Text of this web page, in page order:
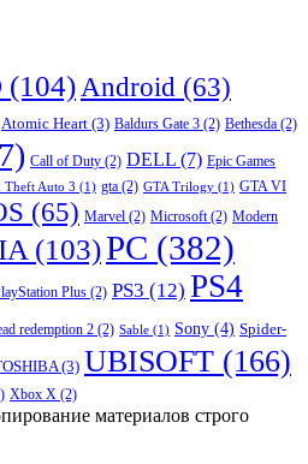
(104)Android (63)
Atomic Heart (3) Baldurs Gate 3 (2) Bethesda (2)
Call of Duty (2) DELL (7) Epic Games
Theft Auto 3 (1) gta (2) GTA Trilogy (1) GTA VI
(65) Marvel (2) Microsoft(2) Modern
(103)PC (382)
Plus (2) PS3 (12) PS4
redemption 2 (2) Sable (1) Sony (4) Spider-
(3) UBISOFT (166)
Xbox X (2)
материалов строго